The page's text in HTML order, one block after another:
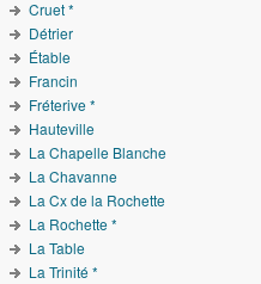
Cruet *
Détrier
Étable
Francin
Fréterive *
Hauteville
La Chapelle Blanche
La Chavanne
La Cx de la Rochette
La Rochette *
La Table
La Trinité *